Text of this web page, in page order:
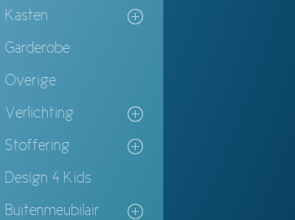
Kasten
Garderobe
Overige
Verlichting
Stoffering
Design 4 Kids
Buitenmeubilair